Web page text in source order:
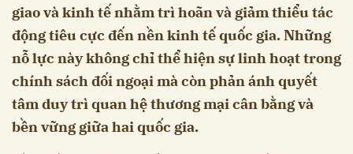
giao và kinh tế nhằm trì hoãn và giảm thiểu tác
động tiêu cực đến nền kinh tế quốc gia. Những
nỗ lực này không chỉ thể hiện sự linh hoạt trong
chính sách đối ngoại mà còn phản ánh quyết
tâm duy trì quan hệ thương mại cân bằng và
bền vững giữa hai quốc gia.